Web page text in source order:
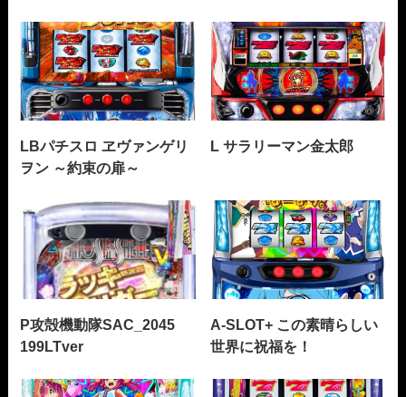
LBパチスロ ヱヴァンゲリ
ヲン ～約束の扉～
L サラリーマン金太郎
P攻殻機動隊SAC_2045
199LTver
A-SLOT+ この素晴らしい
世界に祝福を！